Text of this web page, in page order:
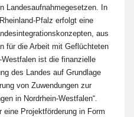
Landesaufnahmegesetzen. In
Pfalz erfolgt eine
aus
für die Arbeit mit Geflüchteten
Westfalen ist die finanzielle
des Landes auf Grundlage
von Zuwendungen zur
in Nordrhein-Westfalen“.
eine Projektförderung in Form